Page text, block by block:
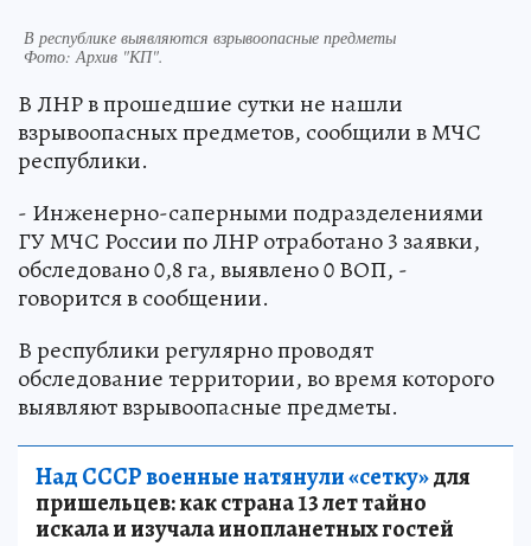
В республике выявляются взрывоопасные предметы
Фото: Архив "КП".
В ЛНР в прошедшие сутки не нашли
взрывоопасных предметов, сообщили в МЧС
республики.
- Инженерно-саперными подразделениями
ГУ МЧС России по ЛНР отработано 3 заявки,
обследовано 0,8 га, выявлено 0 ВОП, -
говорится в сообщении.
В республики регулярно проводят
обследование территории, во время которого
выявляют взрывоопасные предметы.
Над СССР военные натянули «сетку»для
пришельцев: как страна 13 лет тайно
искала и изучала инопланетных гостей